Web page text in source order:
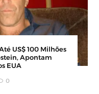
US$ 100 Milhões
Apontam
EUA
0